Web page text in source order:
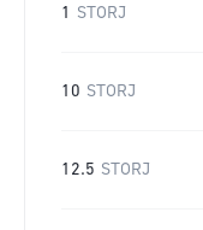
1 STORJ
10 STORJ
12.5 STORJ